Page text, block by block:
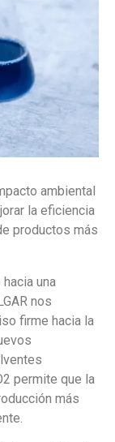
ambiental
la eficiencia
productos más
una
nos
firme hacia la
permite que la
más